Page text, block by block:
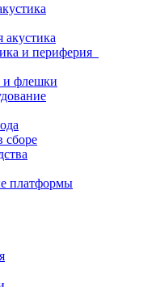
и периферия
и флешки
сборе
платформы